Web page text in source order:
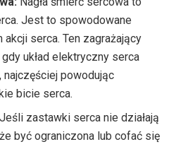
Jest to spowodowane
akcji serca. Ten zagrażający
układ elektryczny serca
najczęściej powodując
bicie serca.
Jeśli zastawki serca nie działają
być ograniczona lub cofać się